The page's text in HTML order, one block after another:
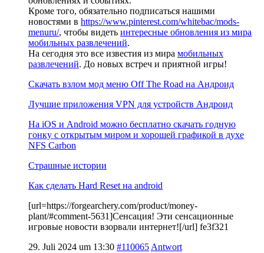
Кроме того, обязательно подписаться нашими
новостями в https://www.pinterest.com/whitebac/mods-
menuru/, чтобы видеть интересные обновления из мира
мобильных развлечений.
На сегодня это все известия из мира мобильных
развлечений. До новых встреч и приятной игры!
Скачать взлом мод меню Off The Road на Андроид
Лучшие приложения VPN для устройств Андроид
На iOS и Android можно бесплатно скачать годную
гонку с открытым миром и хорошей графикой в духе
NFS Carbon
Страшные истории
Как сделать Hard Reset на android
[url=https://forgearchery.com/product/money-
plant/#comment-5631]Сенсация! Эти сенсационные
игровые новости взорвали интернет![/url] fe3f321
29. Juli 2024 um 13:30 #110065 Antwort